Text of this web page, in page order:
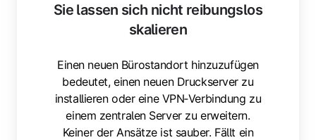
Sie lassen sich nicht reibungslos
skalieren
Einen neuen Bürostandort hinzuzufügen
bedeutet, einen neuen Druckserver zu
installieren oder eine VPN‑Verbindung zu
einem zentralen Server zu erweitern.
Keiner der Ansätze ist sauber. Fällt ein